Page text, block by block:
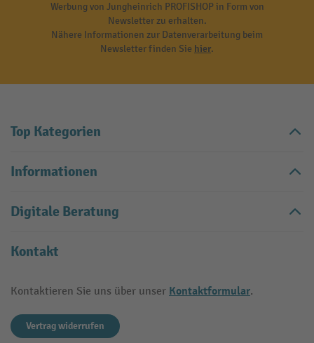
Werbung von Jungheinrich PROFISHOP in Form von
Newsletter zu erhalten.
Nähere Informationen zur Datenverarbeitung beim
Newsletter finden Sie hier.
Top Kategorien
Informationen
Digitale Beratung
Kontakt
Kontaktieren Sie uns über unser Kontaktformular.
Vertrag widerrufen